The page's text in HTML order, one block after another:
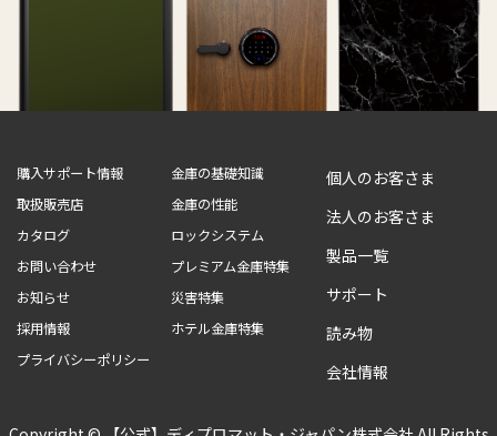
購入サポート情報
取扱販売店
カタログ
お問い合わせ
お知らせ
採用情報
プライバシーポリシー
金庫の基礎知識
金庫の性能
ロックシステム
プレミアム金庫特集
災害特集
ホテル金庫特集
個人のお客さま
法人のお客さま
製品一覧
サポート
読み物
会社情報